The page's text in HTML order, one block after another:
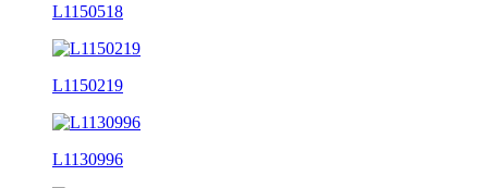
L1150518
L1150219
L1130996